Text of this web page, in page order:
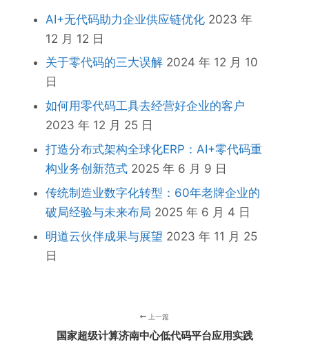
AI+无代码助力企业供应链优化2023 年
12 月 12 日
关于零代码的三大误解2024 年 12 月 10
日
如何用零代码工具去经营好企业的客户
2023 年 12 月 25 日
打造分布式架构全球化ERP：AI+零代码重
构业务创新范式2025 年 6 月 9 日
传统制造业数字化转型：60年老牌企业的
破局经验与未来布局 2025 年 6 月 4 日
明道云伙伴成果与展望 2023 年 11 月 25
日
上一篇
国家超级计算济南中心低代码平台应用实践